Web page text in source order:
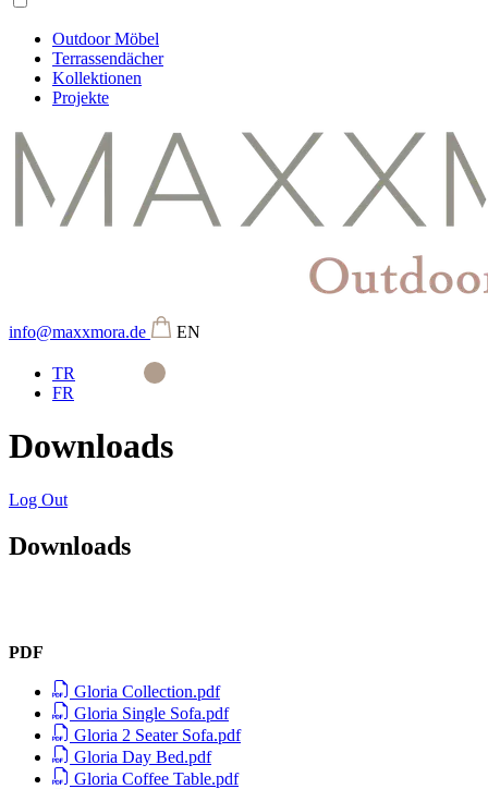
Outdoor Möbel
Terrassendächer
Kollektionen
Projekte
info@maxxmora.de EN
TR
FR
Downloads
Log Out
Downloads
PDF
Gloria Collection.pdf
Gloria Single Sofa.pdf
Gloria 2 Seater Sofa.pdf
Gloria Day Bed.pdf
Gloria Coffee Table.pdf